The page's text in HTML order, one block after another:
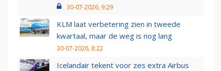
30-07-2026, 9:29
KLM laat verbetering zien in tweede
kwartaal, maar de weg is nog lang
30-07-2026, 8:22
Icelandair tekent voor zes extra Airbus